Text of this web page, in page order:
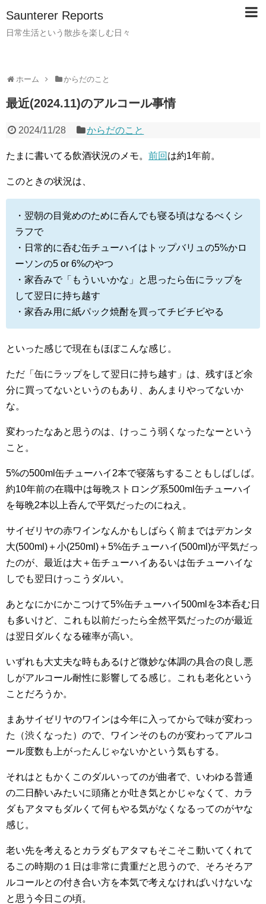
Saunterer Reports
日常生活という散歩を楽しむ日々
ホーム からだのこと
最近(2024.11)のアルコール事情
2024/11/28 からだのこと
たまに書いてる飲酒状況のメモ。 前回 は約1年前。
このときの状況は、
・翌朝の目覚めのために呑んでも寝る頃はなるべくシ
ラフで
・日常的に呑む缶チューハイはトップバリュの5%かロ
ーソンの5 or 6%のやつ
・家呑みで「もういいかな」と思ったら缶にラップを
して翌日に持ち越す
・家呑み用に紙パック焼酎を買ってチビチビやる
といった感じで現在もほぼこんな感じ。
ただ「缶にラップをして翌日に持ち越す」は、残すほど余
分に買ってないというのもあり、あんまりやってないか
な。
変わったなあと思うのは、けっこう弱くなったなーという
こと。
5%の500ml缶チューハイ2本で寝落ちすることもしばしば。
約10年前の在職中は毎晩ストロング系500ml缶チューハイ
を毎晩2本以上呑んで平気だったのにねえ。
サイゼリヤの赤ワインなんかもしばらく前まではデカンタ
大(500ml)＋小(250ml)＋5%缶チューハイ(500ml)が平気だっ
たのが、最近は大＋缶チューハイあるいは缶チューハイな
しでも翌日けっこうダルい。
あとなにかにかこつけて5%缶チューハイ500mlを3本呑む日
も多いけど、これも以前だったら全然平気だったのが最近
は翌日ダルくなる確率が高い。
いずれも大丈夫な時もあるけど微妙な体調の具合の良し悪
しがアルコール耐性に影響してる感じ。これも老化という
ことだろうか。
まあサイゼリヤのワインは今年に入ってからで味が変わっ
た（渋くなった）ので、ワインそのものが変わってアルコ
ール度数も上がったんじゃないかという気もする。
それはともかくこのダルいってのが曲者で、いわゆる普通
の二日酔いみたいに頭痛とか吐き気とかじゃなくて、カラ
ダもアタマもダルくて何もやる気がなくなるってのがヤな
感じ。
老い先を考えるとカラダもアタマもそこそこ動いてくれて
るこの時期の１日は非常に貴重だと思うので、そろそろア
ルコールとの付き合い方を本気で考えなければいけないな
と思う今日この頃。